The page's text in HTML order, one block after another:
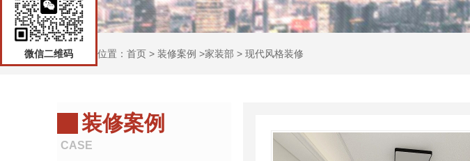
当前位置： 首页 > 装修案例 >家装部 > 现代风格装修
装修案例
CASE
微信二维码